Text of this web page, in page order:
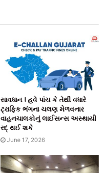
સાવધાન ! હવે પાંચ કે તેથી વધારે
ટ્રાફિક ભંગના ચલણ મેળવનાર
વાહનચાલકોનું લાઈસન્સ અસ્થાયી
રદ્ થઈ શકે
June 17, 2026